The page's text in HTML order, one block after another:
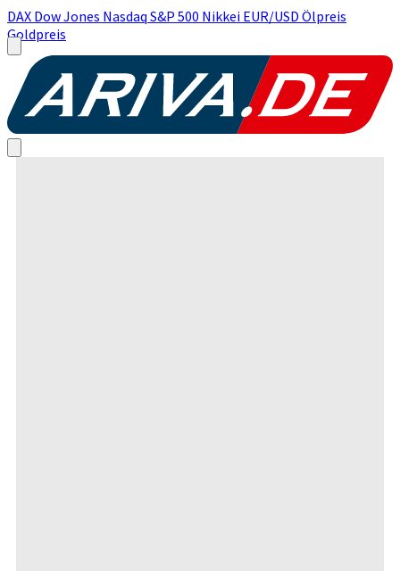
DAX Dow Jones Nasdaq S&P 500 Nikkei EUR/USD Ölpreis
Goldpreis